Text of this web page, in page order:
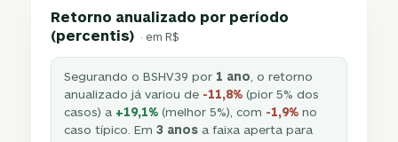
Retorno anualizado por período
(percentis) · em R$
Segurando o BSHV39 por 1 ano , o retorno
anualizado já variou de -11,8% (pior 5% dos
casos) a +19,1% (melhor 5%), com -1,9% no
caso típico. Em3 anos a faixa aperta para